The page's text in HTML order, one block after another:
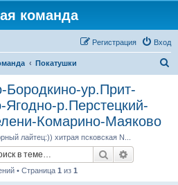
команда
Вход
Регистрация
Покатушки
Бородкино-ур.Прит-
р.Перстецкий-
Комарино-Маяково
лайтец:)) хитрая псковская N...
Поиск
• Страница 1 из 1